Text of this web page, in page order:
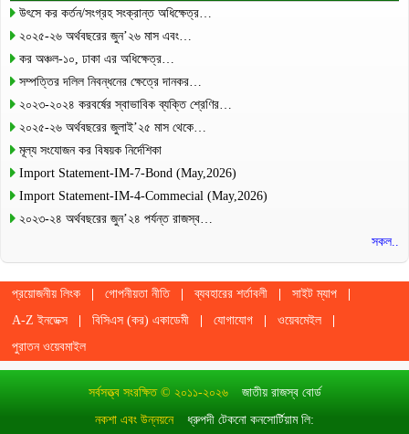
উৎসে কর কর্তন/সংগ্রহ সংক্রান্ত অধিক্ষেত্র…
২০২৫-২৬ অর্থবছরের জুন’২৬ মাস এবং…
কর অঞ্চল-১০, ঢাকা এর অধিক্ষেত্র…
সম্পত্তির দলিল নিবন্ধনের ক্ষেত্রে দানকর…
২০২৩-২০২৪ করবর্ষের স্বাভাবিক ব্যক্তি শ্রেণির…
২০২৫-২৬ অর্থবছরের জুলাই’২৫ মাস থেকে…
মূল্য সংযোজন কর বিষয়ক নির্দেশিকা
Import Statement-IM-7-Bond (May,2026)
Import Statement-IM-4-Commecial (May,2026)
২০২৩-২৪ অর্থবছরের জুন’২৪ পর্যন্ত রাজস্ব…
সকল..
প্রয়োজনীয় লিংক গোপনীয়তা নীতি ব্যবহারের শর্তাবলী
সাইট ম্যাপ
A-Z ইনডেক্স
বিসিএস (কর) একাডেমী যোগাযোগ
ওয়েবমেইল
পুরাতন ওয়েবমাইল
সর্বসত্ত্ব সংরক্ষিত © ২০১১-২০২৬ জাতীয় রাজস্ব বোর্ড
নকশা এবং উন্নয়নে ধ্রুপদী টেকনো কনসোর্টিয়াম লি: